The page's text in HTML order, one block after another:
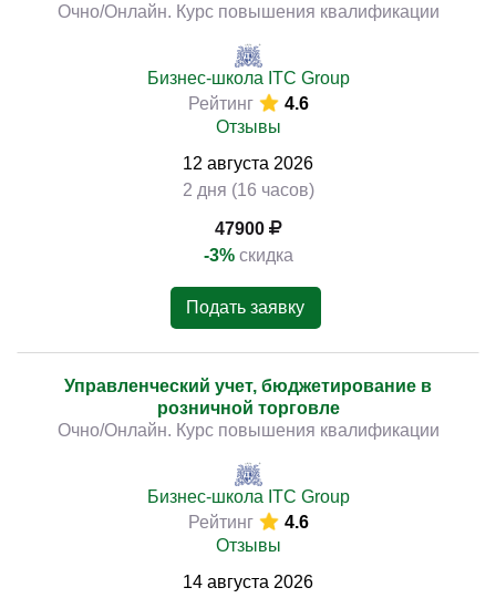
Очно/Онлайн. Курс повышения квалификации
Бизнес-школа ITC Group
Рейтинг
4.6
Отзывы
12 августа 2026
2 дня (16 часов)
47900
-3% скидка
Подать заявку
Управленческий учет, бюджетирование в
розничной торговле
Очно/Онлайн. Курс повышения квалификации
Бизнес-школа ITC Group
Рейтинг
4.6
Отзывы
14 августа 2026